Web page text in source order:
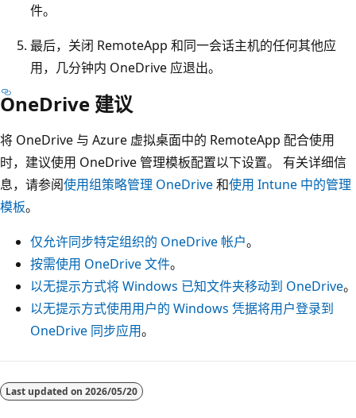
件。
最后，关闭 RemoteApp 和同一会话主机的任何其他应
用，几分钟内 OneDrive 应退出。
OneDrive 建议
将 OneDrive 与 Azure 虚拟桌面中的 RemoteApp 配合使用
时，建议使用 OneDrive 管理模板配置以下设置。 有关详细信
息，请参阅使用组策略管理 OneDrive和使用 Intune 中的管理
模板。
仅允许同步特定组织的 OneDrive 帐户。
按需使用 OneDrive 文件。
以无提示方式将 Windows 已知文件夹移动到 OneDrive。
以无提示方式使用用户的 Windows 凭据将用户登录到
OneDrive 同步应用。
Last updated on 2026/05/20